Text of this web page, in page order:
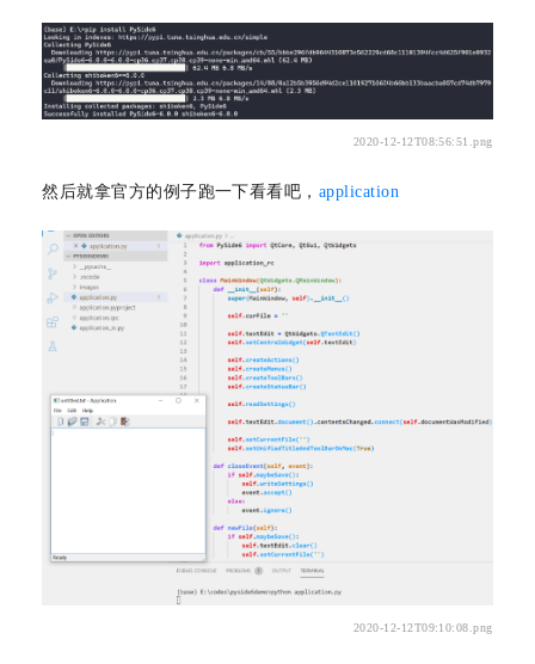
2020-12-12T08:56:51.png
然后就拿官方的例子跑一下看看吧， application
2020-12-12T09:10:08.png